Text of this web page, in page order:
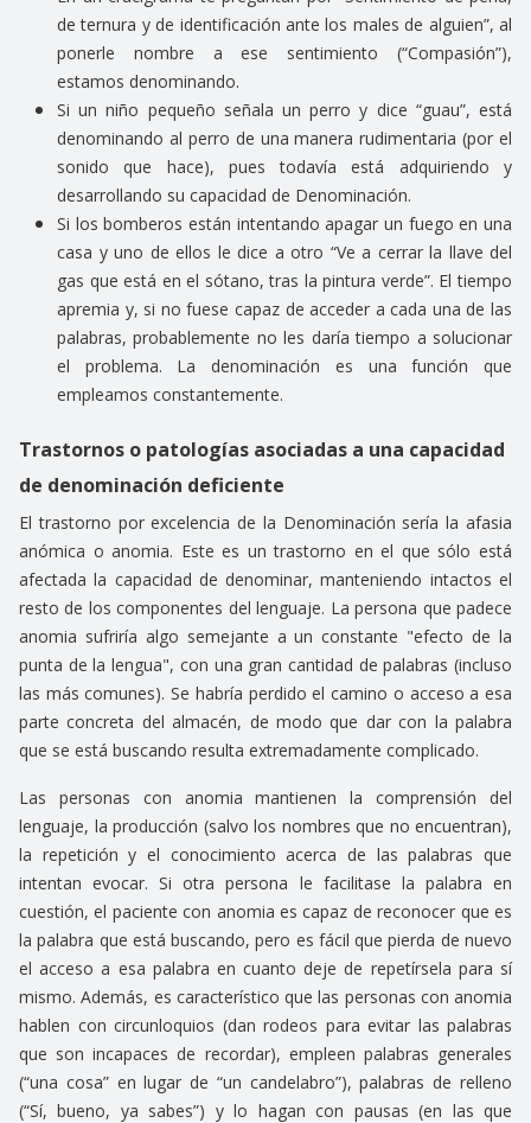
de ternura y de identificación ante los males de alguien”, al
ponerle nombre a ese sentimiento (“Compasión”),
estamos denominando.
Si un niño pequeño señala un perro y dice “guau”, está
denominando al perro de una manera rudimentaria (por el
sonido que hace), pues todavía está adquiriendo y
desarrollando su capacidad de Denominación.
Si los bomberos están intentando apagar un fuego en una
casa y uno de ellos le dice a otro “Ve a cerrar la llave del
gas que está en el sótano, tras la pintura verde”. El tiempo
apremia y, si no fuese capaz de acceder a cada una de las
palabras, probablemente no les daría tiempo a solucionar
el problema. La denominación es una función que
empleamos constantemente.
Trastornos o patologías asociadas a una capacidad
de denominación deficiente
El trastorno por excelencia de la Denominación sería la afasia
anómica o anomia. Este es un trastorno en el que sólo está
afectada la capacidad de denominar, manteniendo intactos el
resto de los componentes del lenguaje. La persona que padece
anomia sufriría algo semejante a un constante "efecto de la
punta de la lengua", con una gran cantidad de palabras (incluso
las más comunes). Se habría perdido el camino o acceso a esa
parte concreta del almacén, de modo que dar con la palabra
que se está buscando resulta extremadamente complicado.
Las personas con anomia mantienen la comprensión del
lenguaje, la producción (salvo los nombres que no encuentran),
la repetición y el conocimiento acerca de las palabras que
intentan evocar. Si otra persona le facilitase la palabra en
cuestión, el paciente con anomia es capaz de reconocer que es
la palabra que está buscando, pero es fácil que pierda de nuevo
el acceso a esa palabra en cuanto deje de repetírsela para sí
mismo. Además, es característico que las personas con anomia
hablen con circunloquios (dan rodeos para evitar las palabras
que son incapaces de recordar), empleen palabras generales
(“una cosa” en lugar de “un candelabro”), palabras de relleno
(“Sí, bueno, ya sabes”) y lo hagan con pausas (en las que